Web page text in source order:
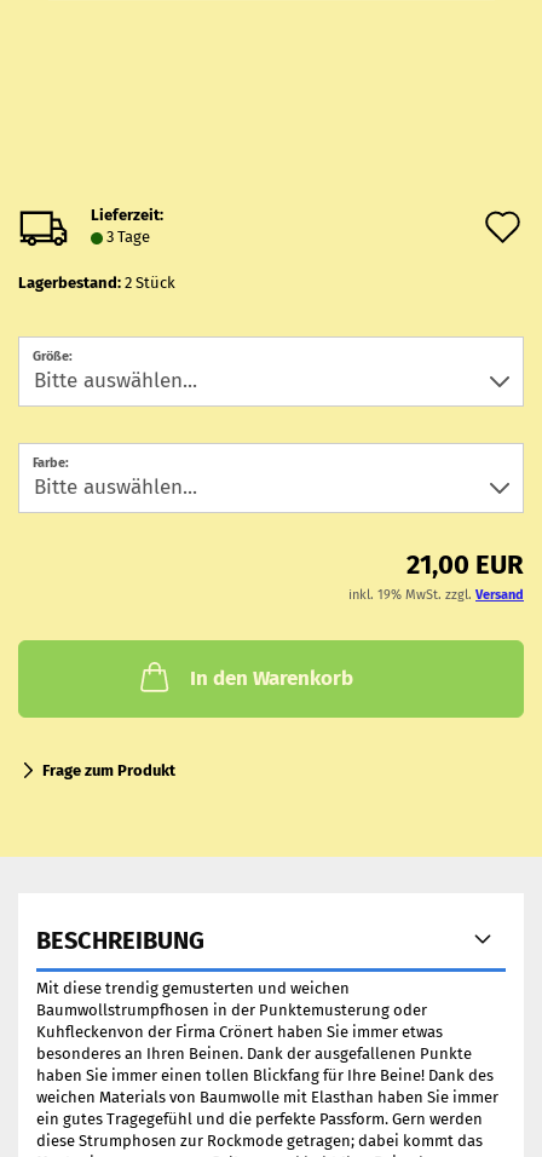
Lieferzeit:
3 Tage
Lagerbestand: 2 Stück
Größe:
Farbe:
21,00 EUR
inkl. 19% MwSt. zzgl. Versand
In den Warenkorb
Frage zum Produkt
BESCHREIBUNG
Mit diese trendig gemusterten und weichen
Baumwollstrumpfhosen in der Punktemusterung oder
Kuhfleckenvon der Firma Crönert haben Sie immer etwas
besonderes an Ihren Beinen. Dank der ausgefallenen Punkte
haben Sie immer einen tollen Blickfang für Ihre Beine! Dank des
weichen Materials von Baumwolle mit Elasthan haben Sie immer
ein gutes Tragegefühl und die perfekte Passform. Gern werden
diese Strumphosen zur Rockmode getragen; dabei kommt das